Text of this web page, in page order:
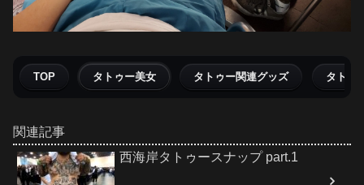
TOP タトゥー美女 タトゥー関連グッズ タトゥ
関連記事
西海岸タトゥースナップ part.1